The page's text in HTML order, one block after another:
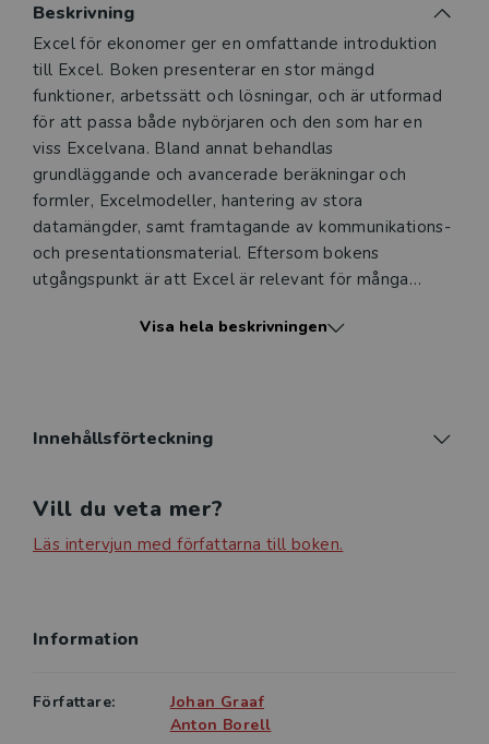
Beskrivning
Beskrivning
Excel för ekonomer ger en omfattande introduktion
till Excel. Boken presenterar en stor mängd
funktioner, arbetssätt och lösningar, och är utformad
för att passa både nybörjaren och den som har en
viss Excelvana. Bland annat behandlas
grundläggande och avancerade beräkningar och
formler, Excelmodeller, hantering av stora
datamängder, samt framtagande av kommunikations-
och presentationsmaterial. Eftersom bokens
utgångspunkt är att Excel är relevant för många
såväl marknadsföring, organisering och HR som
om Excel som verktyg och läsaren kan använda
övningar med lösningsförslag. Bokens syfte är att
ekonomstudenter och redan yrkesverksamma
Visa hela beskrivningen
Innehållsförteckning
Vill du veta mer?
Läs intervjun med författarna till boken.
Information
Författare:
Johan Graaf
Anton Borell